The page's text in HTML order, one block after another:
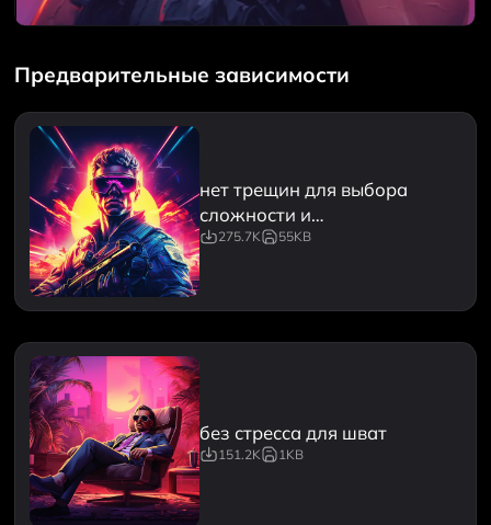
Предварительные зависимости
нет трещин для выбора
сложности и
подозрительного подсчета
275.7K 55KB
без стресса для шват
151.2K 1KB